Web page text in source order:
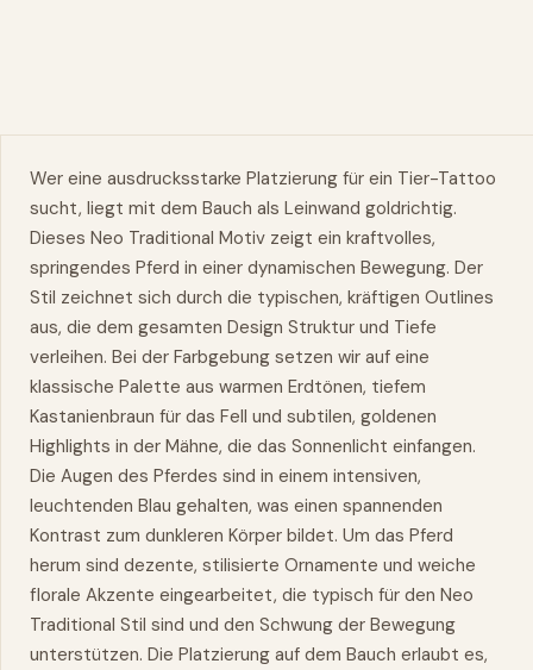
Wer eine ausdrucksstarke Platzierung für ein Tier-Tattoo
sucht, liegt mit dem Bauch als Leinwand goldrichtig.
Dieses Neo Traditional Motiv zeigt ein kraftvolles,
springendes Pferd in einer dynamischen Bewegung. Der
Stil zeichnet sich durch die typischen, kräftigen Outlines
aus, die dem gesamten Design Struktur und Tiefe
verleihen. Bei der Farbgebung setzen wir auf eine
klassische Palette aus warmen Erdtönen, tiefem
Kastanienbraun für das Fell und subtilen, goldenen
Highlights in der Mähne, die das Sonnenlicht einfangen.
Die Augen des Pferdes sind in einem intensiven,
leuchtenden Blau gehalten, was einen spannenden
Kontrast zum dunkleren Körper bildet. Um das Pferd
herum sind dezente, stilisierte Ornamente und weiche
florale Akzente eingearbeitet, die typisch für den Neo
Traditional Stil sind und den Schwung der Bewegung
unterstützen. Die Platzierung auf dem Bauch erlaubt es,